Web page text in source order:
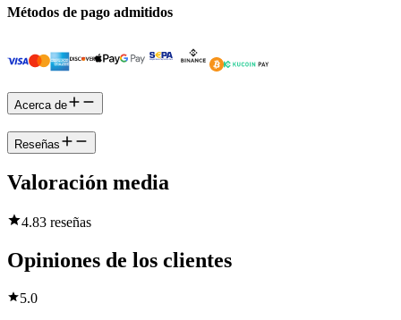
Métodos de pago admitidos
Acerca de
Reseñas
Valoración media
4.83 reseñas
Opiniones de los clientes
5.0